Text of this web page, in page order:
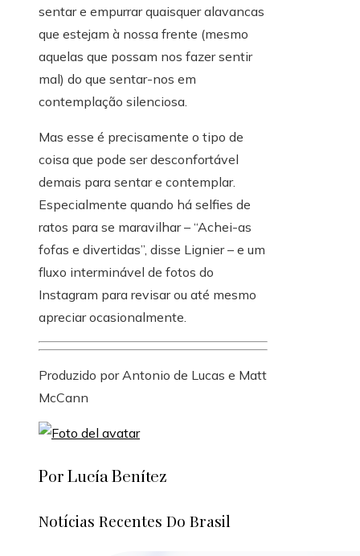
sentar e empurrar quaisquer alavancas
que estejam à nossa frente (mesmo
aquelas que possam nos fazer sentir
mal) do que sentar-nos em
contemplação silenciosa.
Mas esse é precisamente o tipo de
coisa que pode ser desconfortável
demais para sentar e contemplar.
Especialmente quando há selfies de
ratos para se maravilhar – “Achei-as
fofas e divertidas”, disse Lignier – e um
fluxo interminável de fotos do
Instagram para revisar ou até mesmo
apreciar ocasionalmente.
Produzido porAntonio de Lucas e Matt
McCann
Por Lucía Benítez
Notícias Recentes Do Brasil